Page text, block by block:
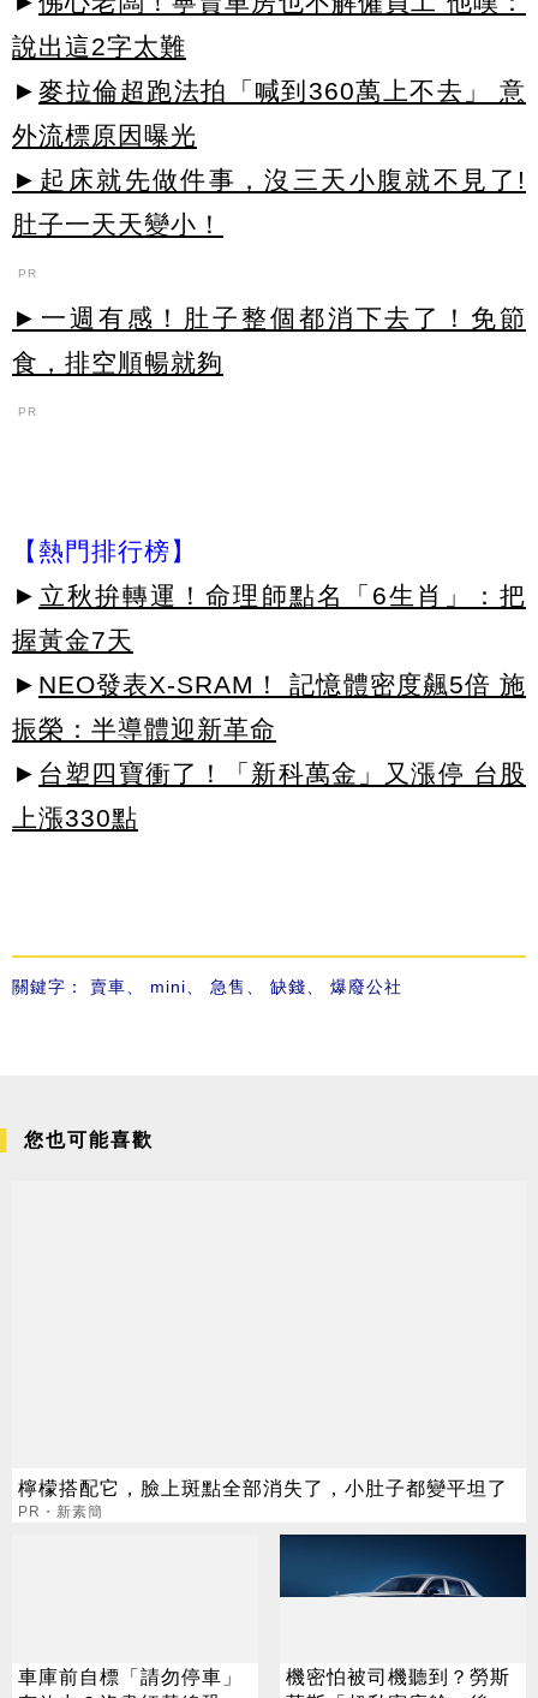
說出這2字太難
► 麥拉倫超跑法拍「喊到360萬上不去」 意
外流標原因曝光
►起床就先做件事，沒三天小腹就不見了!
肚子一天天變小！
PR
►一週有感！肚子整個都消下去了！免節
食，排空順暢就夠
PR
【熱門排行榜】
► 立秋拚轉運！命理師點名「6生肖」：把
握黃金7天
► NEO發表X-SRAM！ 記憶體密度飆5倍 施
振榮：半導體迎新革命
► 台塑四寶衝了！「新科萬金」又漲停 台股
上漲330點
關鍵字： 賣車 mini 急售 缺錢 爆廢公社
您也可能喜歡
檸檬搭配它，臉上斑點全部消失了，小肚子都變平坦了
PR・新素簡
車庫前自標「請勿停車」
機密怕被司機聽到？勞斯